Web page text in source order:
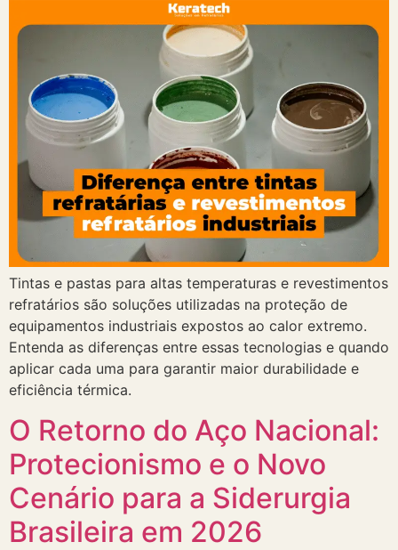
Tintas e pastas para altas temperaturas e revestimentos
refratários são soluções utilizadas na proteção de
equipamentos industriais expostos ao calor extremo.
Entenda as diferenças entre essas tecnologias e quando
aplicar cada uma para garantir maior durabilidade e
eficiência térmica.
O Retorno do Aço Nacional:
Protecionismo e o Novo
Cenário para a Siderurgia
Brasileira em 2026